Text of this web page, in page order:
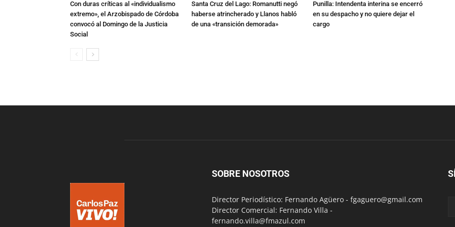
Con duras críticas al «individualismo
extremo», el Arzobispado de Córdoba
convocó al Domingo de la Justicia
Social
Santa Cruz del Lago: Romanutti negó
haberse atrincherado y Llanos habló
de una «transición demorada»
Punilla: Intendenta interina se encerró
en su despacho y no quiere dejar el
cargo
SOBRE NOSOTROS
Director Periodístico: Fernando Agüero - fgaguero@gmail.com
Director Comercial: Fernando Villa -
fernando.villa@fmazul.com